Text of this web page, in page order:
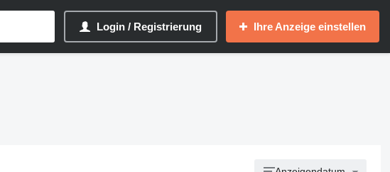
Login / Registrierung Ihre Anzeige einstellen